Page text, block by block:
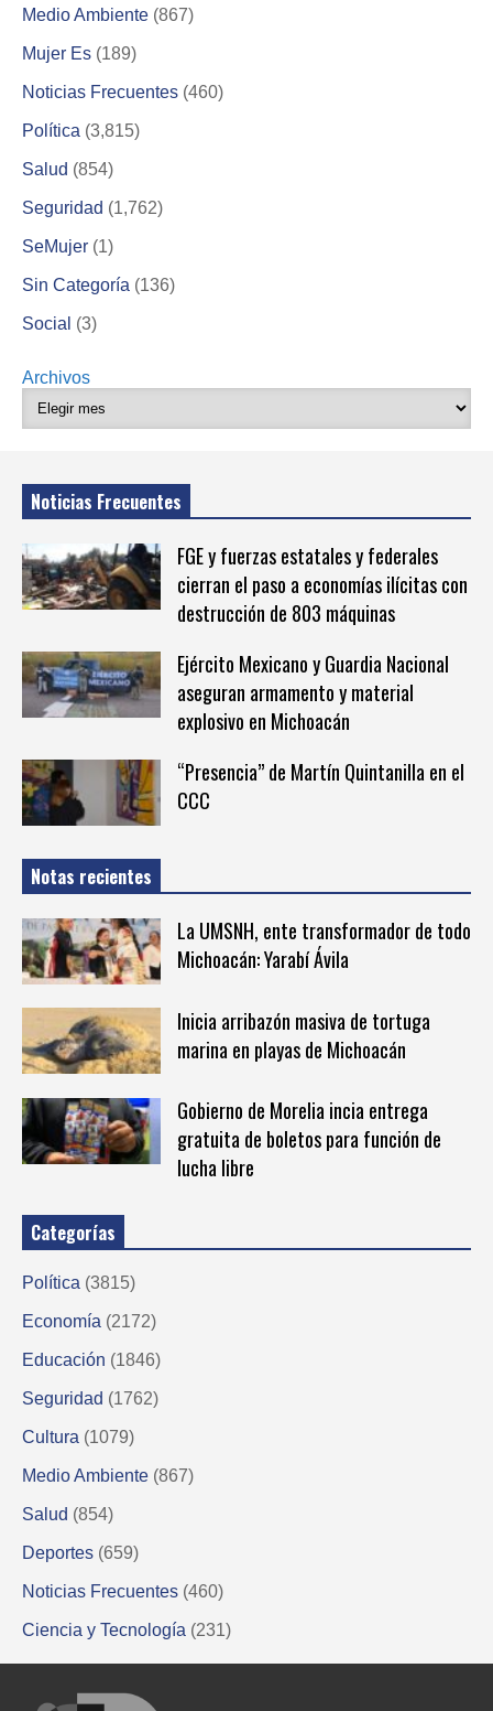
Medio Ambiente (867)
Mujer Es (189)
Noticias Frecuentes (460)
Política (3,815)
Salud (854)
Seguridad (1,762)
SeMujer (1)
Sin Categoría (136)
Social (3)
Archivos
Noticias Frecuentes
FGE y fuerzas estatales y federales
cierran el paso a economías ilícitas con
destrucción de 803 máquinas
Ejército Mexicano y Guardia Nacional
aseguran armamento y material
explosivo en Michoacán
“Presencia” de Martín Quintanilla en el
CCC
Notas recientes
La UMSNH, ente transformador de todo
Michoacán: Yarabí Ávila
Inicia arribazón masiva de tortuga
marina en playas de Michoacán
Gobierno de Morelia incia entrega
gratuita de boletos para función de
lucha libre
Categorías
Política (3815)
Economía (2172)
Educación (1846)
Seguridad (1762)
Cultura (1079)
Medio Ambiente (867)
Salud (854)
Deportes (659)
Noticias Frecuentes (460)
Ciencia y Tecnología (231)